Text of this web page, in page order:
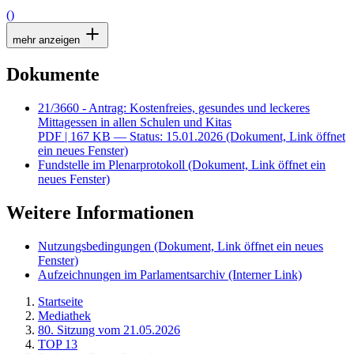
()
mehr anzeigen
Dokumente
21/3660 - Antrag: Kostenfreies, gesundes und leckeres
Mittagessen in allen Schulen und Kitas
PDF | 167 KB — Status: 15.01.2026 (Dokument, Link öffnet
ein neues Fenster)
Fundstelle im Plenarprotokoll (Dokument, Link öffnet ein
neues Fenster)
Weitere Informationen
Nutzungsbedingungen (Dokument, Link öffnet ein neues
Fenster)
Aufzeichnungen im Parlamentsarchiv (Interner Link)
Startseite
Mediathek
80. Sitzung vom 21.05.2026
TOP 13